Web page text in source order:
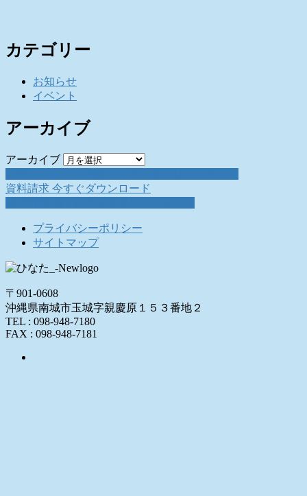
カテゴリー
お知らせ
イベント
アーカイブ
アーカイブ
資料請求 今すぐダウンロード
プライバシーポリシー
サイトマップ
〒901-0608
沖縄県南城市玉城字親慶原１５３番地２
TEL : 098-948-7180
FAX : 098-948-7181